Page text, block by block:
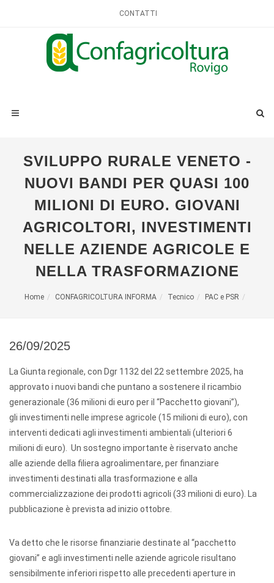
CONTATTI
SVILUPPO RURALE VENETO -
NUOVI BANDI PER QUASI 100
MILIONI DI EURO. GIOVANI
AGRICOLTORI, INVESTIMENTI
NELLE AZIENDE AGRICOLE E
NELLA TRASFORMAZIONE
Home CONFAGRICOLTURA INFORMA Tecnico PAC e PSR
26/09/2025
La Giunta regionale, con Dgr 1132 del 22 settembre 2025, ha
approvato i nuovi bandi che puntano a sostenere il ricambio
generazionale (36 milioni di euro per il “Pacchetto giovani”),
gli investimenti nelle imprese agricole (15 milioni di euro), con
interventi dedicati agli investimenti ambientali (ulteriori 6
milioni di euro). Un sostegno importante è riservato anche
alle aziende della filiera agroalimentare, per finanziare
investimenti destinati alla trasformazione e alla
commercializzazione dei prodotti agricoli (33 milioni di euro). La
pubblicazione è prevista ad inizio ottobre.
Va detto che le risorse finanziarie destinate al “pacchetto
giovani” e agli investimenti nelle aziende agricole risultano
sensibilmente inferiori rispetto alle precedenti aperture in